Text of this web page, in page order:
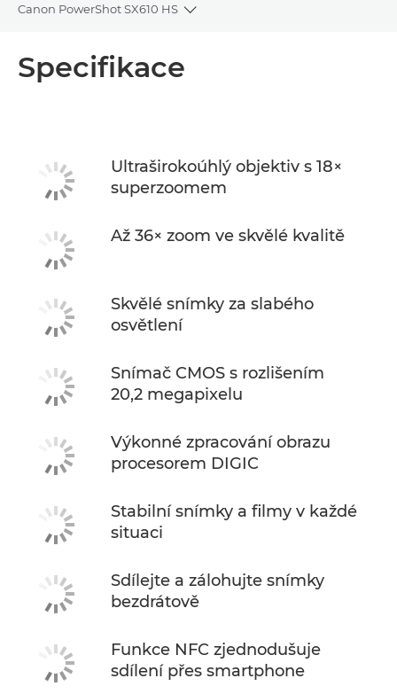
Canon PowerShot SX610 HS
Toggle breadcrumbs
Specifikace
Ultraširokoúhlý objektiv s 18×
superzoomem
Až 36× zoom ve skvělé kvalitě
Skvělé snímky za slabého
osvětlení
Snímač CMOS s rozlišením
20,2 megapixelu
Výkonné zpracování obrazu
procesorem DIGIC
Stabilní snímky a filmy v každé
situaci
Sdílejte a zálohujte snímky
bezdrátově
Funkce NFC zjednodušuje
sdílení přes smartphone